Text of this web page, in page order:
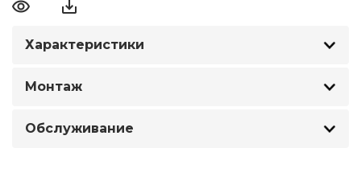
Характеристики
Монтаж
Обслуживание